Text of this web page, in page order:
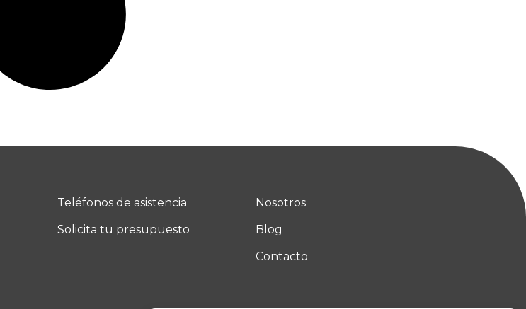
Teléfonos de asistencia
Solicita tu presupuesto
Nosotros
Blog
Contacto